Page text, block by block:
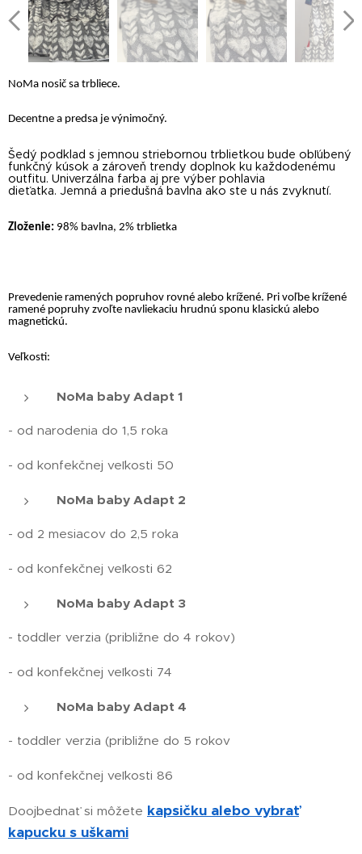
NoMa nosič sa trbliece.
Decentne a predsa je výnimočný.
Šedý podklad s jemnou striebornou trblietkou bude obľúbený
funkčný kúsok a zároveň trendy doplnok ku každodenému
outfitu. Univerzálna farba aj pre výber pohlavia
dieťatka. Jemná a priedušná bavlna ako ste u nás zvyknutí.
Zloženie: 98% bavlna, 2% trblietka
Prevedenie ramených popruhov rovné alebo krížené. Pri voľbe krížené
ramené popruhy zvoľte navliekaciu hrudnú sponu klasickú alebo
magnetickú.
Veľkosti:
NoMa baby Adapt 1
- od narodenia do 1,5 roka
- od konfekčnej veľkosti 50
NoMa baby Adapt 2
- od 2 mesiacov do 2,5 roka
- od konfekčnej veľkosti 62
NoMa baby Adapt 3
- toddler verzia (približne do 4 rokov)
- od konfekčnej veľkosti 74
NoMa baby Adapt 4
- toddler verzia (približne do 5 rokov
- od konfekčnej veľkosti 86
Doojbednať si môžete kapsičku alebo vybrať
kapucku s uškami